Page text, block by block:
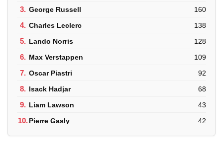
3. George Russell 160
4. Charles Leclerc 138
5. Lando Norris 128
6. Max Verstappen 109
7. Oscar Piastri 92
8. Isack Hadjar 68
9. Liam Lawson 43
10.Pierre Gasly 42